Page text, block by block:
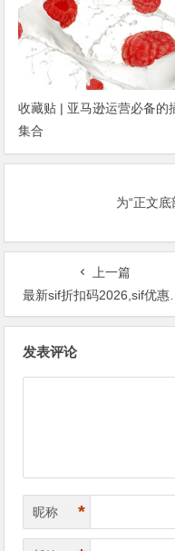
收藏贴 | 亚马逊运营必备的
集合
为“正文
上一篇
最新sif折扣码2026,sif优惠码 618大促,全场83折专属券: dmj88
发表评论
昵称 *